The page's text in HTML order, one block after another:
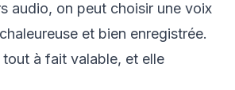
audio, on peut choisir une voix
et bien enregistrée.
tout à fait valable, et elle